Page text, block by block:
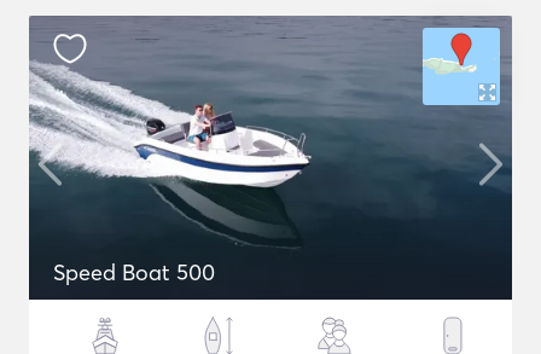
Speed Boat 500